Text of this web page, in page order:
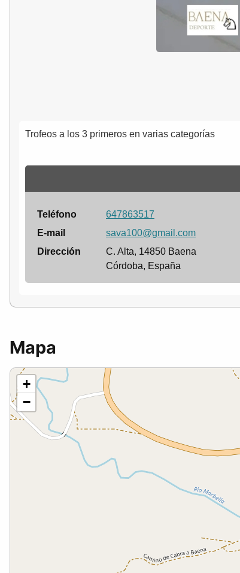
Trofeos a los 3 primeros en varias categorías
Teléfono
647863517
E-mail
sava100@gmail.com
Dirección
C. Alta, 14850 Baena
Córdoba, España
Mapa
+
−